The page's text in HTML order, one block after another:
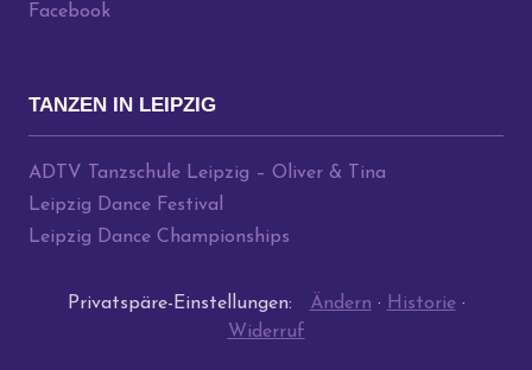
Facebook
TANZEN IN LEIPZIG
ADTV Tanzschule Leipzig – Oliver & Tina
Leipzig Dance Festival
Leipzig Dance Championships
Privatspäre-Einstellungen: Ändern · Historie·
Widerruf